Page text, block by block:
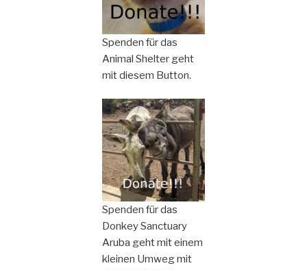
Spenden für das
Animal Shelter geht
mit diesem Button.
Spenden für das
Donkey Sanctuary
Aruba geht mit einem
kleinen Umweg mit